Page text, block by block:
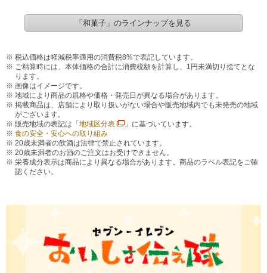
「和菓子」のラインナップを見る
税込価格は軽減税率適用の消費税8%で表記しています。
ご精算時には、本体価格の合計に消費税額を計算し、1円未満切り捨てとな
ります。
画像はイメージです。
地域により商品の規格や価格・発売日が異なる場合があります。
掲載商品は、店舗により取り扱いがない場合や販売地域内でも未発売の地域
がございます。
販売地域の表記は「 地域区分表
」に基づいています。
食の安全・安心への取り組み
20歳未満者の飲酒は法律で禁止されています。
20歳未満者のお酒のご注文はお受けできません。
栄養成分表示は商品により異なる場合があります。商品のラベル表記をご確
認ください。